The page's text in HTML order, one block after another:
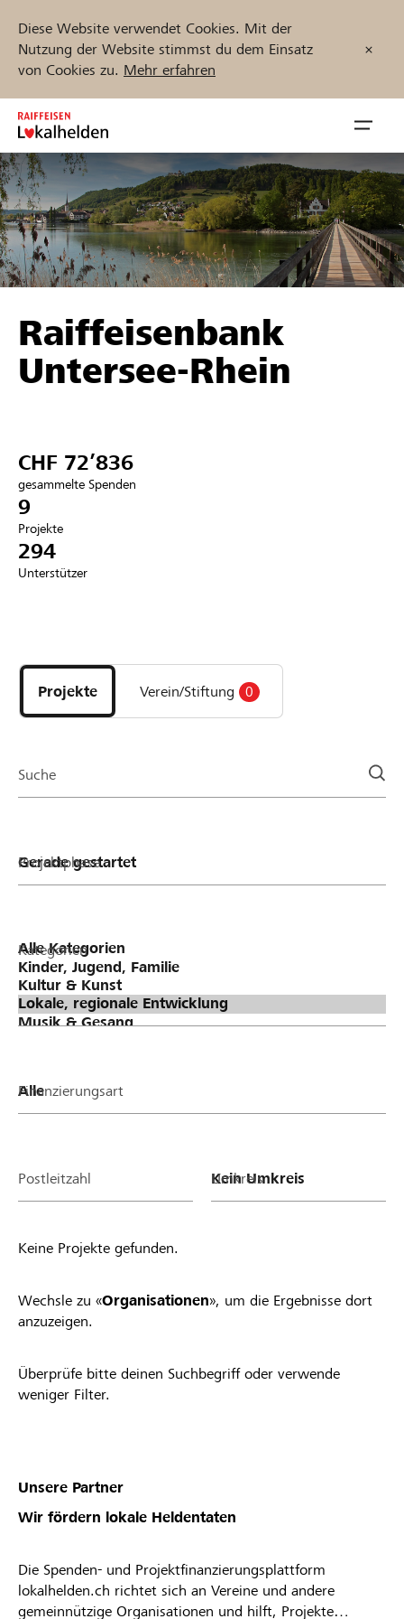
Diese Website verwendet Cookies. Mit der
Nutzung der Website stimmst du dem Einsatz
von Cookies zu. Mehr erfahren
Zum
Inhalt
springen
öffnen
Unterstützen
Hilfe & Support
Anmelden
Projekte und Organisationen finden
Jetzt starten
DE FR IT
Raiffeisenbank
Untersee-Rhein
CHF 72’836
gesammelte Spenden
9
Projekte
294
Unterstützer
Projekte
und
Organisationen
Projekte Verein/Stiftung 0
Suche
Projektphase
Kategorien
Finanzierungsart
Postleitzahl Umkreis
Keine Projekte gefunden.
Wechsle zu «Organisationen», um die Ergebnisse dort
anzuzeigen.
Überprüfe bitte deinen Suchbegriff oder verwende
weniger Filter.
Unsere Partner
Wir fördern lokale Heldentaten
Die Spenden- und Projektfinanzierungsplattform
lokalhelden.ch richtet sich an Vereine und andere
gemeinnützige Organisationen und hilft, Projekte